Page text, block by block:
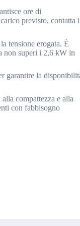
ore di
previsto, contatta
tensione erogata. È
non superi i 2,6 kW in
garantire la
compattezza e alla
con fabbisogno